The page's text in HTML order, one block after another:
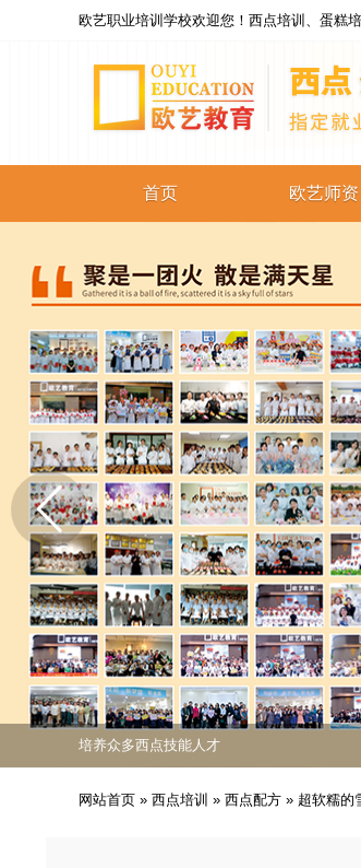
欧艺职业培训学校欢迎您！西点培训、蛋糕
首页 欧艺师资
免费课程活动出炉
专业西点技能职业培训
培养众多西点技能人才
免费课程活动出炉
专业西点技能职业培训
网站首页 » 西点培训 » 西点配方 » 超软糯的